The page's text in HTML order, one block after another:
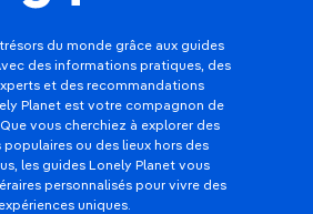
du monde grâce aux guides
des informations pratiques, des
et des recommandations
Planet est votre compagnon de
vous cherchiez à explorer des
ou des lieux hors des
les guides Lonely Planet vous
personnalisés pour vivre des
expériences uniques.